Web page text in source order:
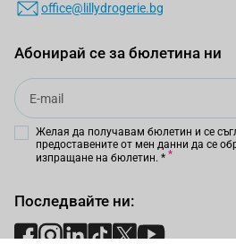
office@lillydrogerie.bg
Абонирай се за бюлетина ни
Email
Желая да получавам бюлетин и се
предоставените от мен данни да се
изпращане на бюлетин. *
Последвайте ни: